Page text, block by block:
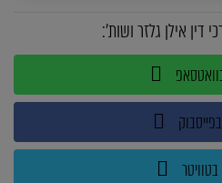
דין אילן גלזר ושות':